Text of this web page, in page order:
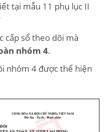
tại mẫu 11 phụ lục II
cấp sổ theo dõi mà
nhóm 4.
nhóm 4 được thể hiện